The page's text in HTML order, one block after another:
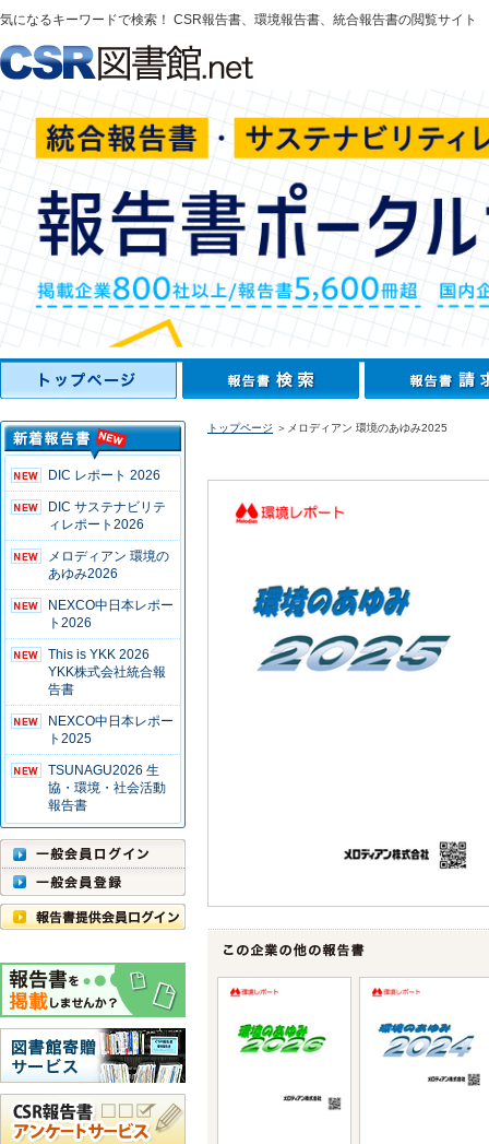
気になるキーワードで検索！ CSR報告書、環境報告書、統合報告書の閲覧サイト
DIC レポート 2026
DIC サステナビリテ
ィレポート2026
メロディアン 環境の
あゆみ2026
NEXCO中日本レポー
ト2026
This is YKK 2026
YKK株式会社統合報
告書
NEXCO中日本レポー
ト2025
TSUNAGU2026 生
協・環境・社会活動
報告書
トップページ ＞メロディアン 環境のあゆみ2025